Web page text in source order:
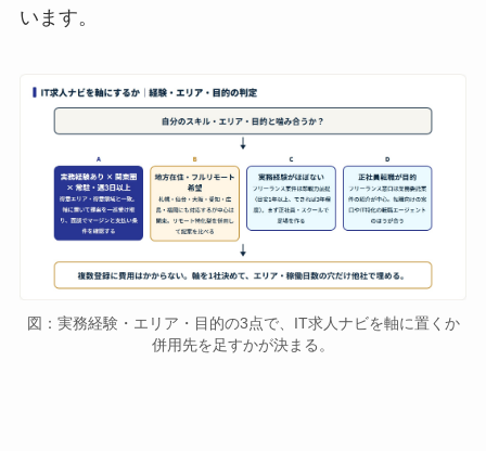
います。
図：実務経験・エリア・目的の3点で、IT求人ナビを軸に置くか
併用先を足すかが決まる。